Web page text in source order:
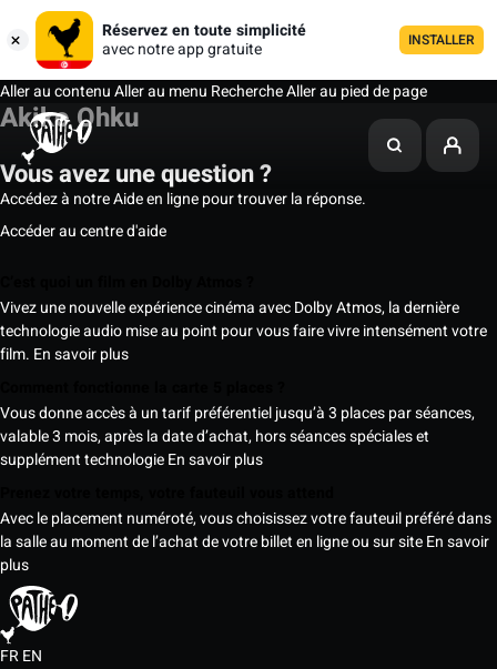
Réservez en toute simplicité
avec notre app gratuite
INSTALLER
Aller au contenuAller au menu RechercheAller au pied de page
Akiko Ohku
Vous avez une question ?
Accédez à notre Aide en ligne pour trouver la réponse.
Accéder au centre d'aide
Vivez une nouvelle expérience cinéma avec Dolby Atmos, la dernière
technologie audio mise au point pour vous faire vivre intensément votre
film. En savoir plus
Vous donne accès à un tarif préférentiel jusqu’à 3 places par séances,
valable 3 mois, après la date d’achat, hors séances spéciales et
supplément technologieEn savoir plus
Avec le placement numéroté, vous choisissez votre fauteuil préféré dans
la salle au moment de l’achat de votre billet en ligne ou sur siteEn savoir
plus
FREN